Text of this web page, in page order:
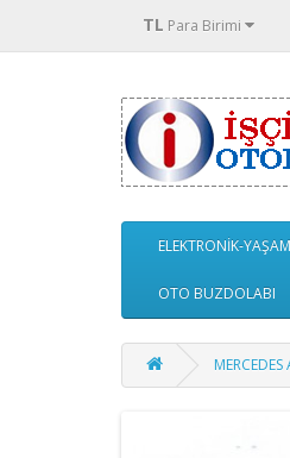
TL Para Birimi
ELEKTRONİK-YAŞAM
OTO BUZDOLABI